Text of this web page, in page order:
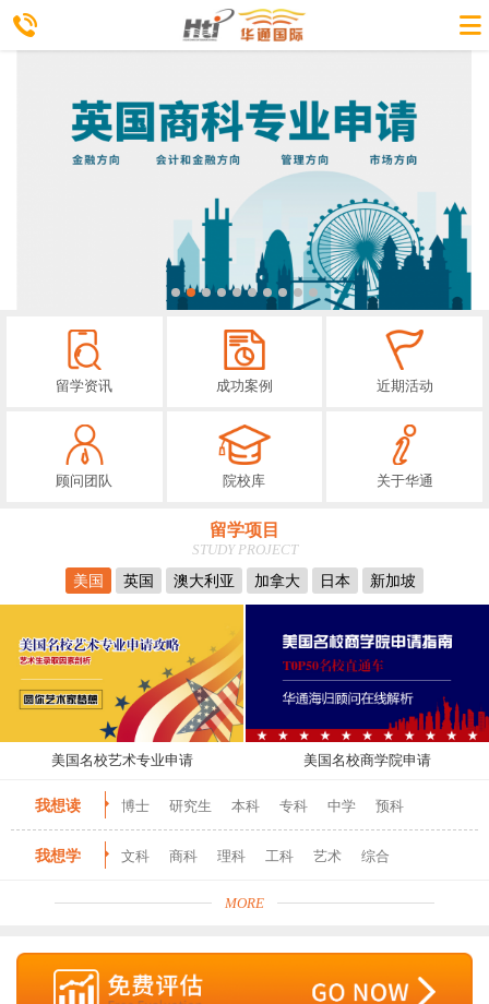
留学资讯 成功案例 近期活动
顾问团队 院校库 关于华通
留学项目
STUDY PROJECT
美国
英国 澳大利亚 加拿大 日本 新加坡
美国名校艺术专业申请 美国名校商学院申请
我想读 博士 研究生 本科 专科 中学 预科
我想学 文科 商科 理科 工科 艺术 综合
MORE